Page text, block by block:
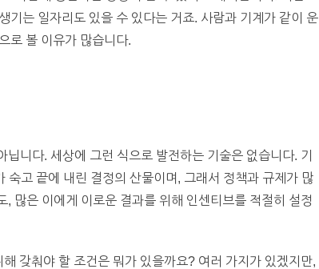
기는 일자리도 있을 수 있다는 거죠. 사람과 기계가 같이 운
로 볼 이유가 많습니다.
니다. 세상에 그런 식으로 발전하는 기술은 없습니다. 기
고 끝에 내린 결정의 산물이며, 그래서 정책과 규제가 많
많은 이에게 이로운 결과를 위해 인센티브를 적절히 설정
갖춰야 할 조건은 뭐가 있을까요? 여러 가지가 있겠지만,